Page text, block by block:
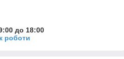
до 18:00
роботи